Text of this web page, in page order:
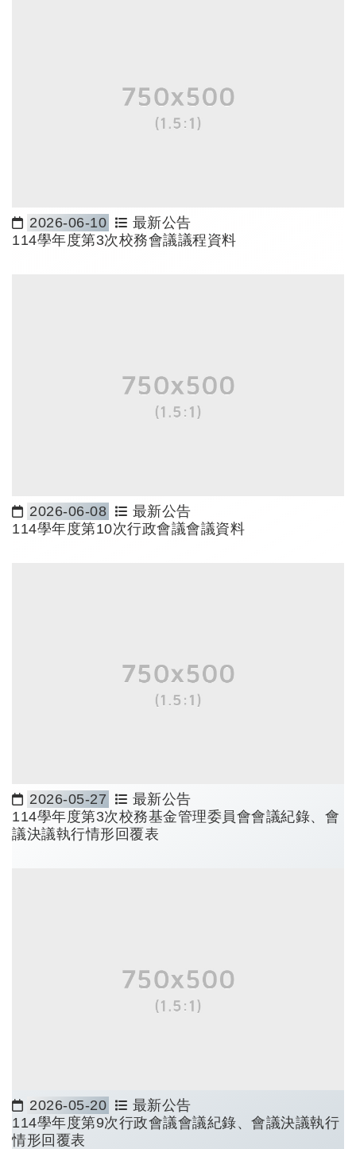
日期：2026-06-10
最新公告
114學年度第3次校務會議議程資料
日期：2026-06-08
最新公告
114學年度第10次行政會議會議資料
日期：2026-05-27
最新公告
114學年度第3次校務基金管理委員會會議紀錄、會
議決議執行情形回覆表
日期：2026-05-20
最新公告
114學年度第9次行政會議會議紀錄、會議決議執行
情形回覆表